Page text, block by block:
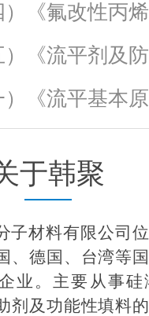
《氟改性丙烯酸
《流平剂及
《流平基本
于韩聚
子材料有限公司
、德国、台湾等
业。主要从事
剂及功能性填料